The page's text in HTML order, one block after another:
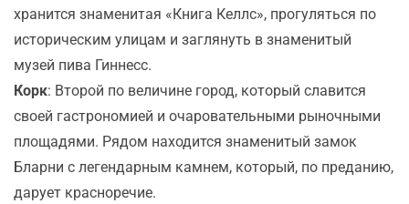
хранится знаменитая «Книга Келлс», прогуляться по
историческим улицам и заглянуть в знаменитый
музей пива Гиннесс.
Корк: Второй по величине город, который славится
своей гастрономией и очаровательными рыночными
площадями. Рядом находится знаменитый замок
Бларни с легендарным камнем, который, по преданию,
дарует красноречие.